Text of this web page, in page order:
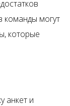
команды могут
которые
анкет и